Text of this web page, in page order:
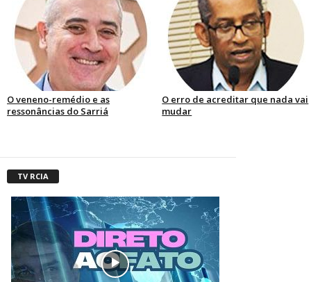
O veneno-remédio e as
ressonâncias do Sarriá
O erro de acreditar que nada vai
mudar
TV RCIA